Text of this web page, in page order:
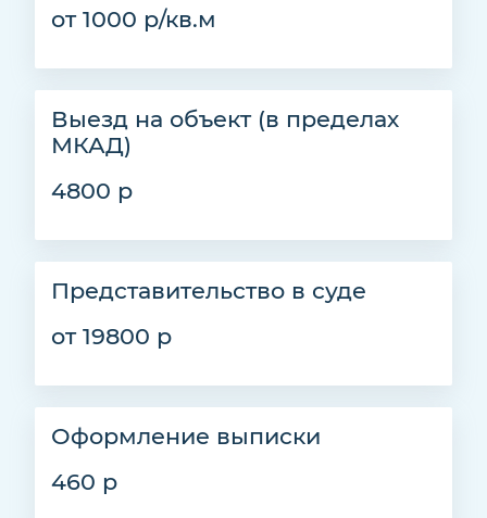
от 1000 р/кв.м
Выезд на объект (в пределах
МКАД)
4800 р
Представительство в суде
от 19800 р
Оформление выписки
460 р